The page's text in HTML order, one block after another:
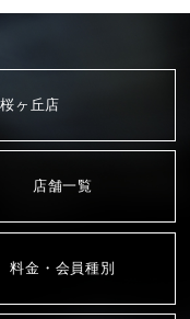
ヶ丘店
店舗一覧
料金・会員種別